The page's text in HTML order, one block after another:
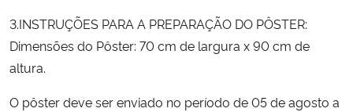
3.INSTRUÇÕES PARA A PREPARAÇÃO DO PÔSTER:
Dimensões do Pôster: 70 cm de largura x 90 cm de
altura.
O pôster deve ser enviado no período de 05 de agosto a